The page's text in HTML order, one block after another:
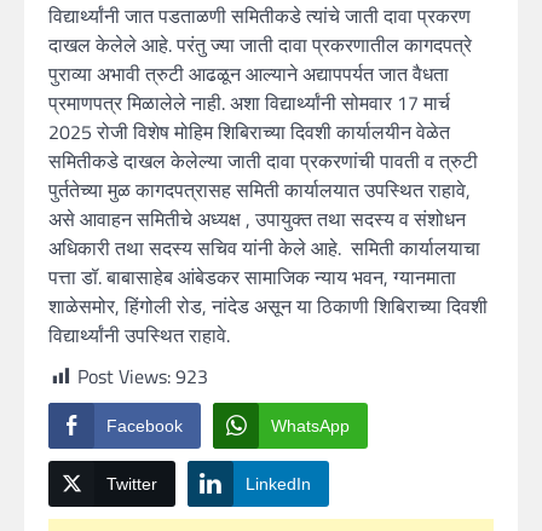
विद्यार्थ्यांनी जात पडताळणी समितीकडे त्यांचे जाती दावा प्रकरण
दाखल केलेले आहे. परंतु ज्या जाती दावा प्रकरणातील कागदपत्रे
पुराव्या अभावी त्रुटी आढळून आल्याने अद्यापपर्यत जात वैधता
प्रमाणपत्र मिळालेले नाही. अशा विद्यार्थ्यांनी सोमवार 17 मार्च
2025 रोजी विशेष मोहिम शिबिराच्या दिवशी कार्यालयीन वेळेत
समितीकडे दाखल केलेल्या जाती दावा प्रकरणांची पावती व त्रुटी
पुर्ततेच्या मुळ कागदपत्रासह समिती कार्यालयात उपस्थित राहावे,
असे आवाहन समितीचे अध्यक्ष , उपायुक्त तथा सदस्य व संशोधन
अधिकारी तथा सदस्य सचिव यांनी केले आहे. समिती कार्यालयाचा
पत्ता डॉ. बाबासाहेब आंबेडकर सामाजिक न्याय भवन, ग्यानमाता
शाळेसमोर, हिंगोली रोड, नांदेड असून या ठिकाणी शिबिराच्या दिवशी
विद्यार्थ्यांनी उपस्थित राहावे.
Post Views:923
Facebook WhatsApp
Twitter LinkedIn